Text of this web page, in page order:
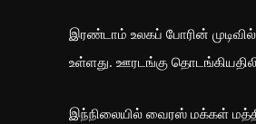
இரண்டாம் உலகப் போரின்
உள்ளது. ஊரடங்கு
இந்நிலையில் வைரஸ் மக்கள்